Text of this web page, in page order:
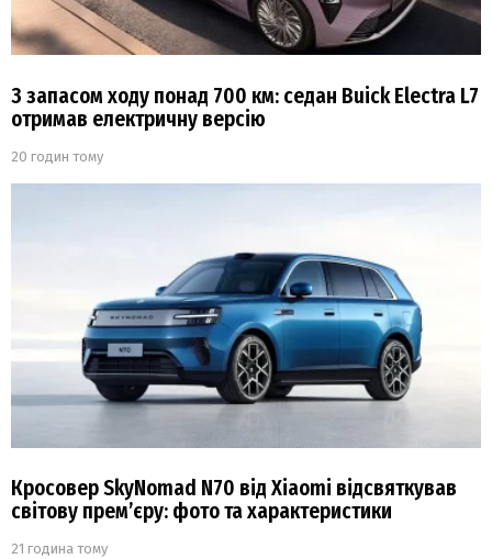
З запасом ходу понад 700 км: седан Buick Electra L7
отримав електричну версію
20 годин тому
Кросовер SkyNomad N70 від Xiaomi відсвяткував
світову прем’єру: фото та характеристики
21 година тому